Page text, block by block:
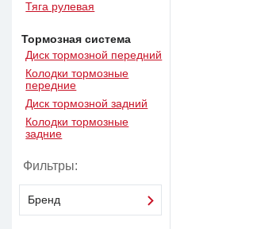
Тяга рулевая
Тормозная система
Диск тормозной передний
Колодки тормозные
передние
Диск тормозной задний
Колодки тормозные
задние
Фильтры:
Бренд